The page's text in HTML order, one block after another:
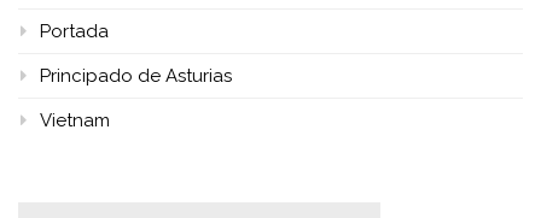
Portada
Principado de Asturias
Vietnam